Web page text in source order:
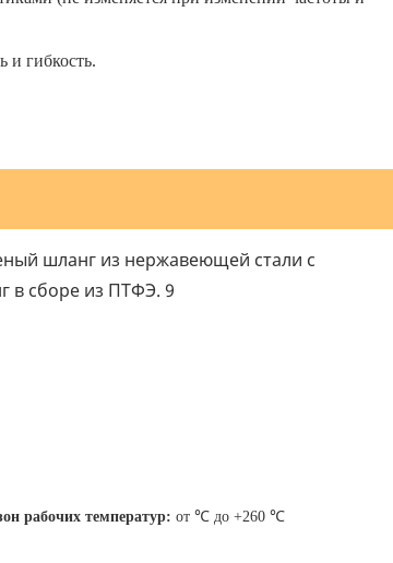
и гибкость.
рабочих температур: от ℃ до +260 ℃